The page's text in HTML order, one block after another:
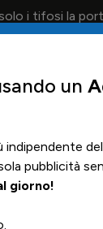
i tifosi la
un
indipendente
pubblicità
giorno!